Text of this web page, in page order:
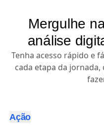
Mergulhe
análise
Tenha acesso rápido e
cada etapa da
Ação